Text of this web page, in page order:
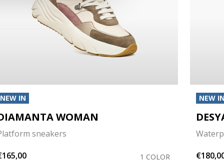
NEW IN
WOMAN
sneakers
1 COLOR
NEW